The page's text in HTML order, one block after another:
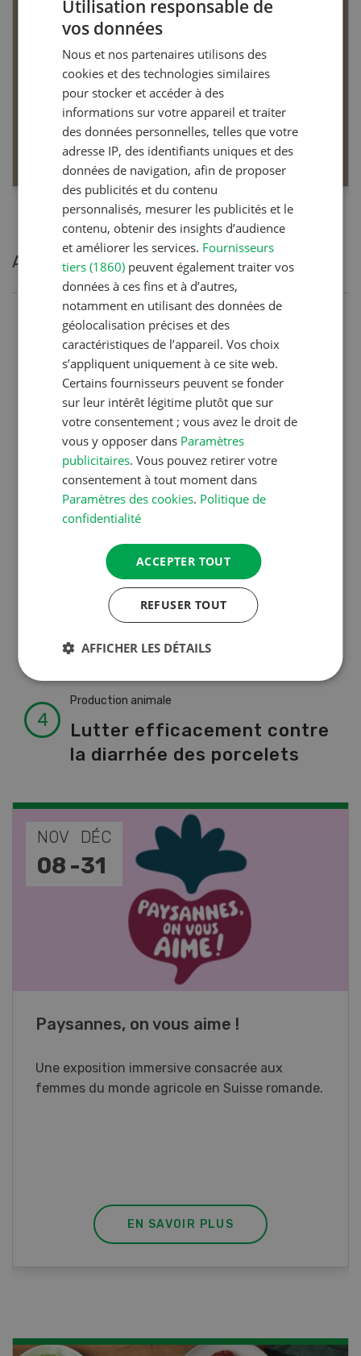
Dossier Articles biologiques
EN SAVOIR PLUS
Articles les plus lues
Production animale
Noms de vaches en Suisse :
liste de A à Z
L’aide du vétérinaire: «Que
faire en cas de diarrhée
chez les chèvres ? »
Production végétale
Couverts végétaux:
objectifs clairs, bénéfices
durables
Production animale
Lutter efficacement contre
la diarrhée des porcelets
NOV
17 -
JAN
26
Cours spécialisé Aquaculture
Vous élevez des poissons ou songez à le faire?
Ce cours vous équipe du savoir nécessaire. Si
EN SAVOIR PLUS
Utilisation responsable de
vos données
Nous et nos partenaires utilisons des
cookies et des technologies similaires
pour stocker et accéder à des
informations sur votre appareil et traiter
des données personnelles, telles que votre
adresse IP, des identifiants uniques et des
données de navigation, afin de proposer
des publicités et du contenu
personnalisés, mesurer les publicités et le
contenu, obtenir des insights d’audience
et améliorer les services. Fournisseurs
tiers (1860) peuvent également traiter vos
données à ces fins et à d’autres,
notamment en utilisant des données de
géolocalisation précises et des
caractéristiques de l’appareil. Vos choix
s’appliquent uniquement à ce site web.
Certains fournisseurs peuvent se fonder
sur leur intérêt légitime plutôt que sur
votre consentement ; vous avez le droit de
vous y opposer dans Paramètres
publicitaires. Vous pouvez retirer votre
consentement à tout moment dans
Paramètres des cookies. Politique de
confidentialité
ACCEPTER TOUT
REFUSER TOUT
AFFICHER LES DÉTAILS